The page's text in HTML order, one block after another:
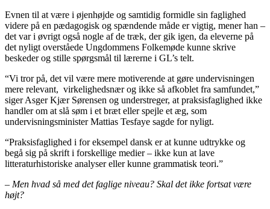
Evnen til at være i øjenhøjde og samtidig formidle sin faglighed
videre på en pædagogisk og spændende måde er vigtig, mener han –
det var i øvrigt også nogle af de træk, der gik igen, da eleverne på
det nyligt overståede Ungdommens Folkemøde kunne skrive
beskeder og stille spørgsmål til lærerne i GL’s telt.
“Vi tror på, det vil være mere motiverende at gøre undervisningen
mere relevant, virkelighedsnær og ikke så afkoblet fra samfundet,”
siger Asger Kjær Sørensen og understreger, at praksisfaglighed ikke
handler om at slå søm i et bræt eller spejle et æg, som
undervisningsminister Mattias Tesfaye sagde for nyligt.
“Praksisfaglighed i for eksempel dansk er at kunne udtrykke og
begå sig på skrift i forskellige medier – ikke kun at lave
litteraturhistoriske analyser eller kunne grammatisk teori.”
– Men hvad så med det faglige niveau? Skal det ikke fortsat være
højt?